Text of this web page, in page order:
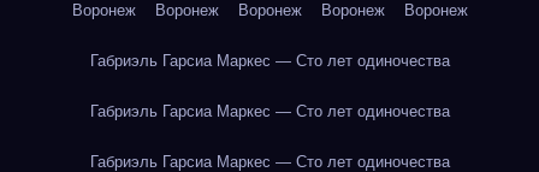
Воронеж Воронеж Воронеж Воронеж Воронеж
Габриэль Гарсиа Маркес — Сто лет одиночества
Габриэль Гарсиа Маркес — Сто лет одиночества
Габриэль Гарсиа Маркес — Сто лет одиночества